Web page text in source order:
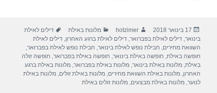
e
b
o
o
s
A
p
p
gr
a
m
e
פורסם
בתאריך
17 בינואר 2018 מחבר
hotzimer קטגוריות
מלונות באילת תגיות
דילים לאילת
בינואר,דילים לאילת בפברואר,דילים לאילת ברגע האחרון,דילים לאילת
השוואת מחירים, חבילת נופש לאילת בינואר, חבילת נופש לאילת בפברואר,
חופשה באילת, חופשה באילת בינואר, חופשה באילת בפברואר, חופשה זולה
באילת,מלונות באילת בינואר,מלונות באילת בפברואר,מלונות באילת ברגע
האחרון,מלונות באילת השוואת מחירים,מלונות באילת זולים,מלונות באילת
לנוער,מלונות באילת מבצעים,מלונות זולים באילת